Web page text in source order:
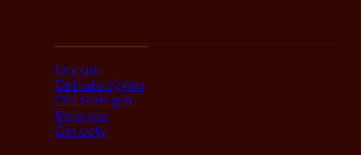
Dry gin
Ochutený gin
Old tom gin
Pink gin
Gin sety